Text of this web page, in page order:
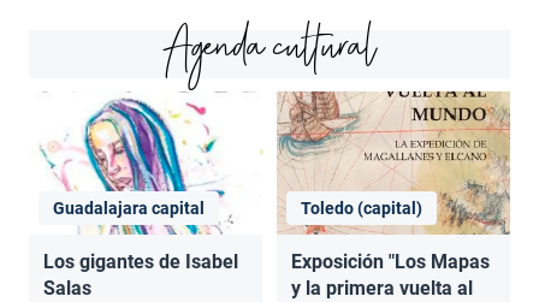
Agenda cultural
Guadalajara capital
Los gigantes de Isabel
Salas
Toledo (capital)
Exposición "Los Mapas
y la primera vuelta al